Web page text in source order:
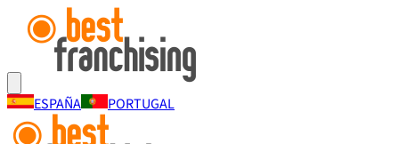
ESPAÑA PORTUGAL